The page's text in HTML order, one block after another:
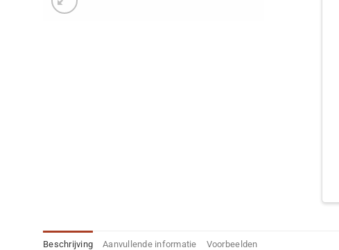
Beschrijving Aanvullende informatie Voorbeelden